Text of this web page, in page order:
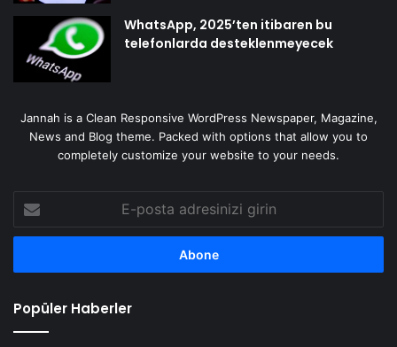
WhatsApp, 2025’ten itibaren bu
telefonlarda desteklenmeyecek
Jannah is a Clean Responsive WordPress Newspaper, Magazine,
News and Blog theme. Packed with options that allow you to
completely customize your website to your needs.
posta
adresinizi
Popüler Haberler